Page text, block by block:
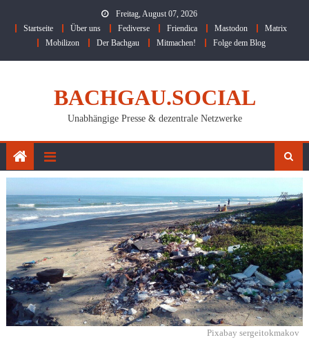
Freitag, August 07, 2026
Startseite
Über uns Fediverse Friendica Mastodon
Matrix
Mobilizon
Der Bachgau Mitmachen! Folge dem Blog
BACHGAU.SOCIAL
Unabhängige Presse & dezentrale Netzwerke
Pixabay sergeitokmakov